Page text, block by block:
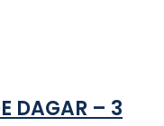
DAGAR – 3